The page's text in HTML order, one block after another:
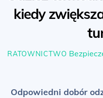
kiedy
RATOWNICTWO
Odpowiedni dobór